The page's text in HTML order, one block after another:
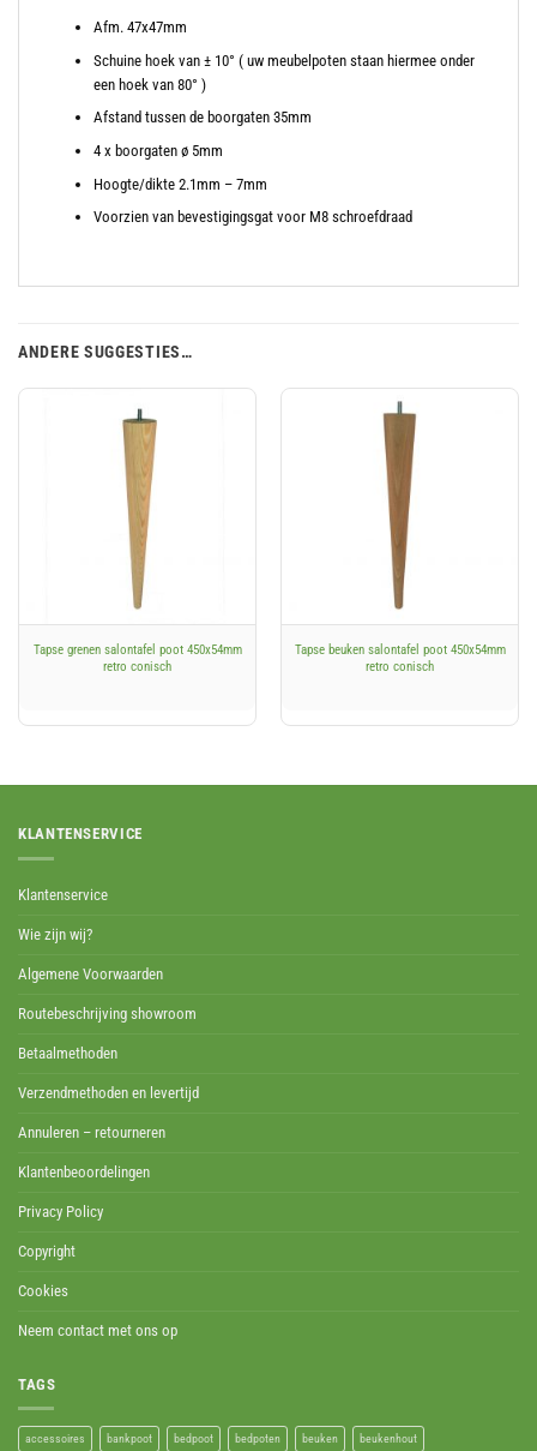
Afm. 47x47mm
Schuine hoek van ± 10° ( uw meubelpoten staan hiermee onder
een hoek van 80° )
Afstand tussen de boorgaten 35mm
4 x boorgaten ø 5mm
Hoogte/dikte 2.1mm – 7mm
Voorzien van bevestigingsgat voor M8 schroefdraad
ANDERE SUGGESTIES…
Tapse grenen salontafel poot 450x54mm
retro conisch
Tapse beuken salontafel poot 450x54mm
retro conisch
KLANTENSERVICE
Klantenservice
Wie zijn wij?
Algemene Voorwaarden
Routebeschrijving showroom
Betaalmethoden
Verzendmethoden en levertijd
Annuleren – retourneren
Klantenbeoordelingen
Privacy Policy
Copyright
Cookies
Neem contact met ons op
TAGS
accessoires bankpoot bedpoot bedpoten beuken beukenhout